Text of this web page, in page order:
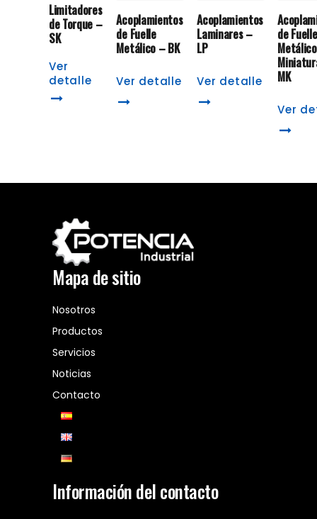
Limitadores
de Torque –
SK
Ver
detalle
Acoplamientos
de Fuelle
Metálico – BK
Ver detalle
Acoplamientos
Laminares –
LP
Ver detalle
de Fuelle
MK
Ver
Mapa de sitio
Nosotros
Productos
Servicios
Noticias
Contacto
Información del contacto